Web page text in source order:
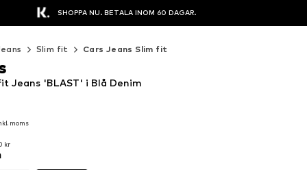
SHOPPA NU. BETALA INOM 60 DAGAR.
Slim fit Cars Jeans Slim fit
moms
kr
kr
Jeans 'BLAST' i Blå Denim